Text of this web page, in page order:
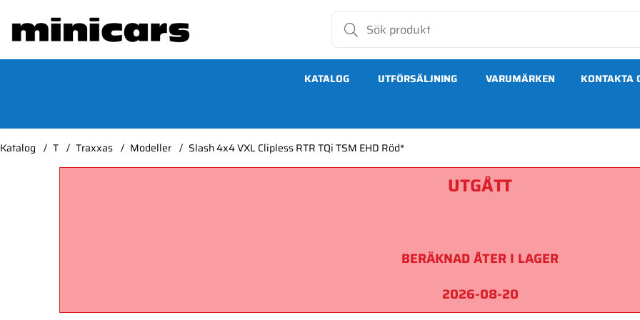
KATALOG UTFÖRSÄLJNING VARUMÄRKEN KONTAKTA
Katalog T Traxxas Modeller Slash 4x4 VXL Clipless RTR TQi TSM EHD Röd*
UTGÅTT
BERÄKNAD ÅTER I LAGER
2026-08-20